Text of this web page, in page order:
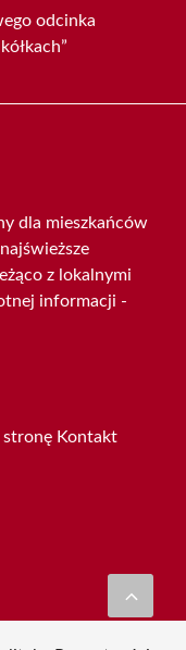
odcinka
dla mieszkańców
z lokalnymi
informacji -
stronę Kontakt